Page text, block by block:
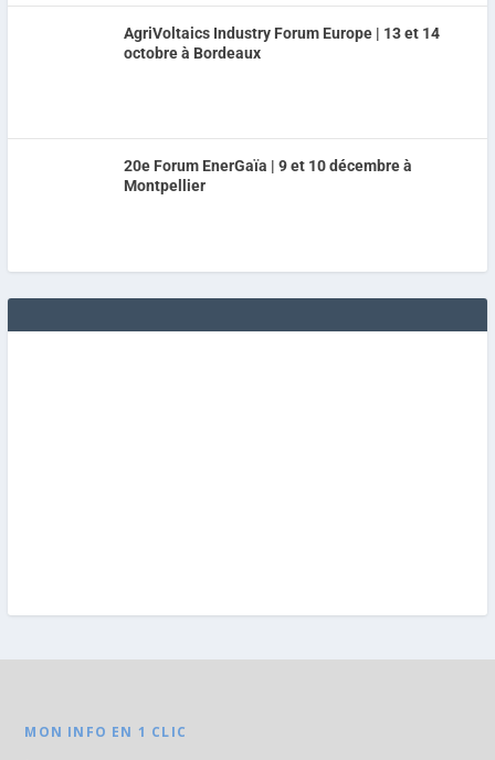
AgriVoltaics Industry Forum Europe | 13 et 14
octobre à Bordeaux
20e Forum EnerGaïa | 9 et 10 décembre à
Montpellier
MON INFO EN 1 CLIC